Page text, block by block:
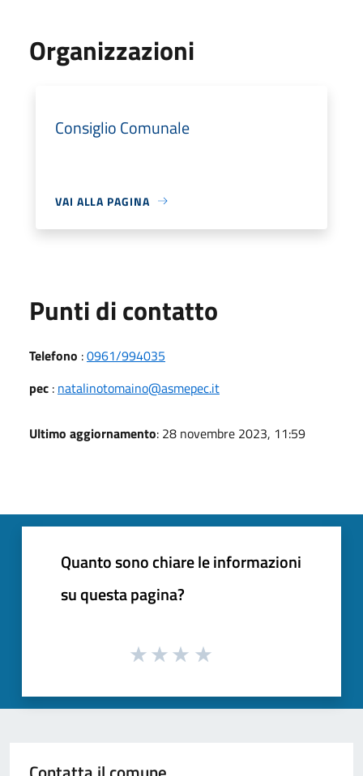
Organizzazioni
Consiglio Comunale
VAI ALLA PAGINA
Punti di contatto
Telefono :0961/994035
pec : natalinotomaino@asmepec.it
Ultimo aggiornamento: 28 novembre 2023, 11:59
Quanto sono chiare le informazioni
su questa pagina?